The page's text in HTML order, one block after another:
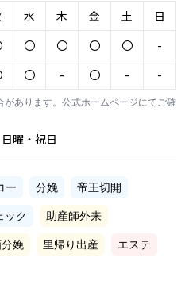
水 木 金 土
日
〇 〇 〇 〇
-
〇 - 〇 - -
あります。公式ホームページにてご確
曜・祝日
ー 分娩 帝王切開
ック 助産師外来
娩 里帰り出産 エステ